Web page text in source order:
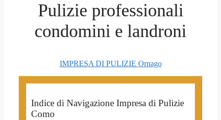
Pulizie professionali
condomini e landroni
IMPRESA DI PULIZIE Ornago
Indice di Navigazione Impresa di Pulizie
Como